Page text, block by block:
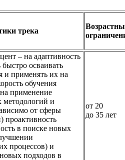
трека
– на адаптивность
быстро осваивать
и применять их на
обучения
применение
методологий и
от сферы
проактивность
в поиске новых
процессов) и
подходов в
от 20
до 35 лет